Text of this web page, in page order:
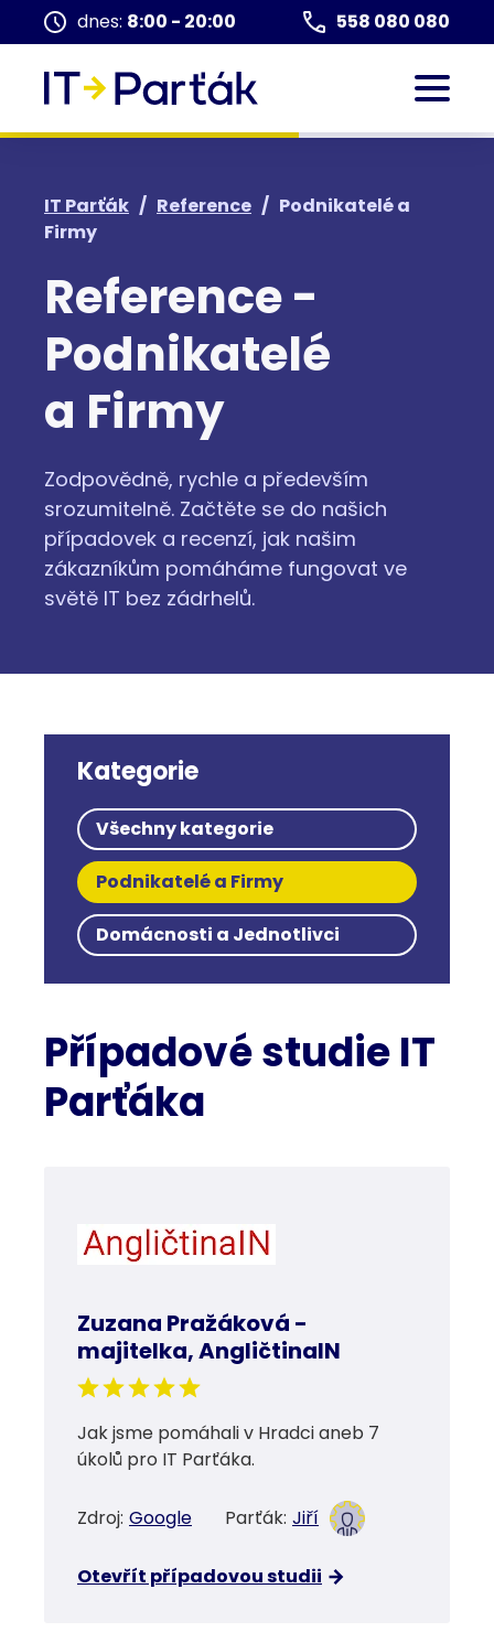
dnes: 8:00 - 20:00 558 080 080
IT Parťák / Reference / Podnikatelé a
Firmy
Reference -
Podnikatelé
a Firmy
Zodpovědně, rychle a především
srozumitelně. Začtěte se do našich
případovek a recenzí, jak našim
zákazníkům pomáháme fungovat ve
světě IT bez zádrhelů.
Kategorie
Všechny kategorie
Podnikatelé a Firmy
Domácnosti a Jednotlivci
Případové studie IT
Parťáka
Zuzana Pražáková -
majitelka, AngličtinaIN
Jak jsme pomáhali v Hradci aneb 7
úkolů pro IT Parťáka.
Zdroj: Google Parťák: Jiří
Otevřít případovou studii